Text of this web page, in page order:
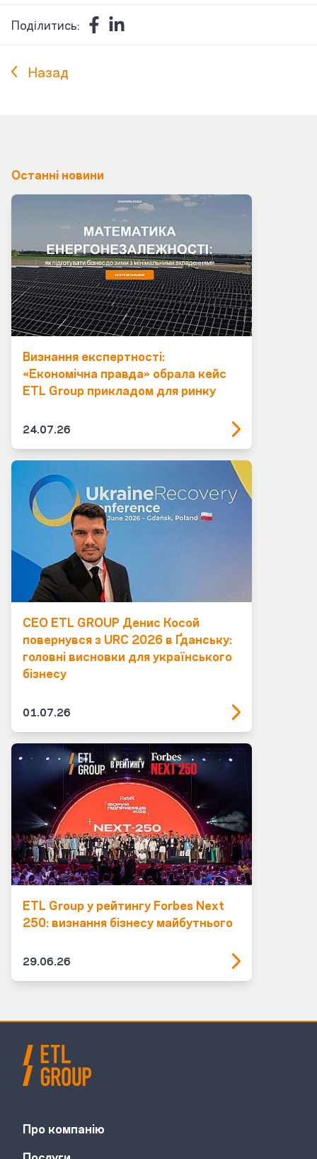
Поділитись:
Назад
Останні новини
Визнання експертності:
«Економічна правда» обрала кейс
ETL Group прикладом для ринку
24.07.26
CEO ETL GROUP Денис Косой
повернувся з URC 2026 в Ґданську:
головні висновки для українського
бізнесу
01.07.26
ETL Group у рейтингу Forbes Next
250: визнання бізнесу майбутнього
29.06.26
Про компанію